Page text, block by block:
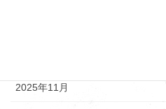
2025年11月